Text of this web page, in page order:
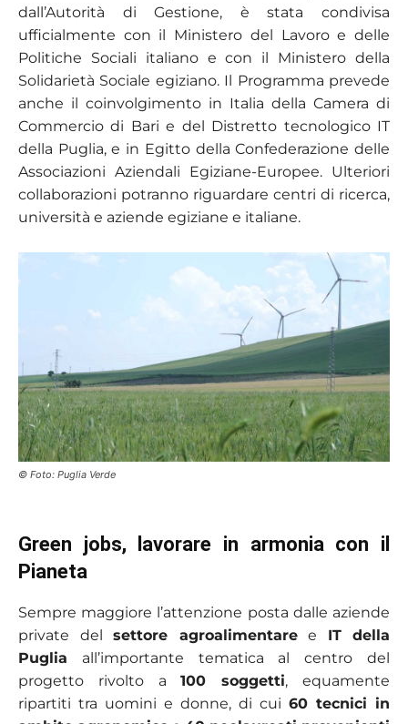
dall’Autorità di Gestione, è stata condivisa
ufficialmente con il Ministero del Lavoro e delle
Politiche Sociali italiano e con il Ministero della
Solidarietà Sociale egiziano. Il Programma prevede
anche il coinvolgimento in Italia della Camera di
Commercio di Bari e del Distretto tecnologico IT
della Puglia, e in Egitto della Confederazione delle
Associazioni Aziendali Egiziane-Europee. Ulteriori
collaborazioni potranno riguardare centri di ricerca,
università e aziende egiziane e italiane.
© Foto: Puglia Verde
Green jobs, lavorare in armonia con il
Pianeta
Sempre maggiore l’attenzione posta dalle aziende
private del settore agroalimentaree IT della
Puglia all’importante tematica al centro del
progetto rivolto a100 soggetti, equamente
ripartiti tra uomini e donne, di cui 60 tecnici in